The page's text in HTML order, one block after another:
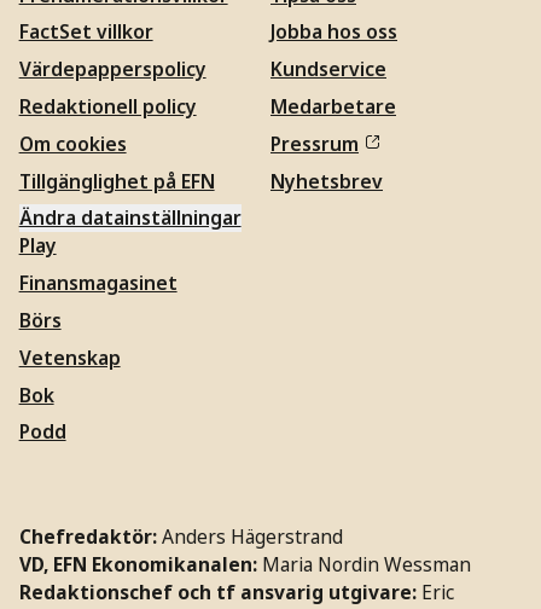
FactSet villkor
Värdepapperspolicy
Redaktionell policy
Om cookies
Tillgänglighet på EFN
Ändra datainställningar
Jobba hos oss
Kundservice
Medarbetare
Pressrum
Nyhetsbrev
Play
Finansmagasinet
Börs
Vetenskap
Bok
Podd
Chefredaktör:Anders Hägerstrand
VD, EFN Ekonomikanalen: Maria Nordin Wessman
Redaktionschef och tf ansvarig utgivare: Eric